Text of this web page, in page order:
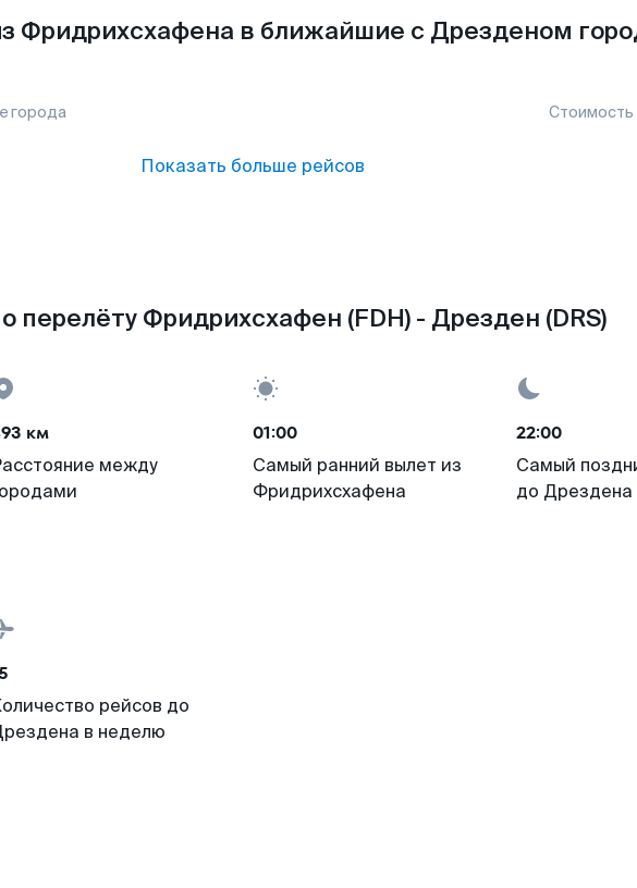
Фридрихсхафена в ближайшие с Дрезденом
города Стоимость
Показать больше рейсов
перелёту Фридрихсхафен (FDH) - Дрезден (DRS)
км
между
01:00
Самый ранний вылет из
Фридрихсхафена
22:00
Самый
до Дрездена
рейсов до
в неделю